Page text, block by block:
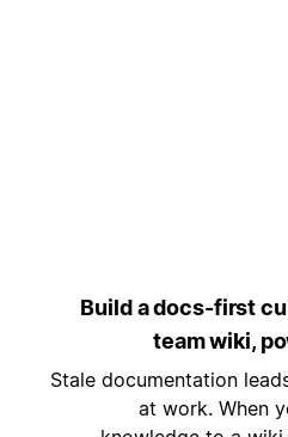
Build a docs-
team
Stale documentation
at work.